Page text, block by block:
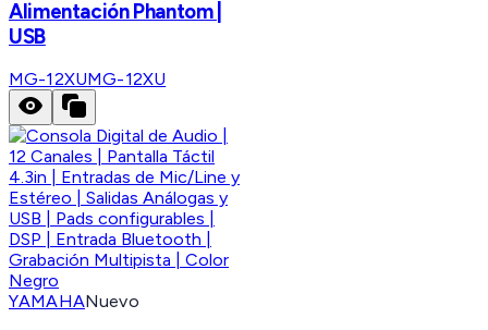
Alimentación Phantom |
USB
MG-12XUMG-12XU
YAMAHANuevo